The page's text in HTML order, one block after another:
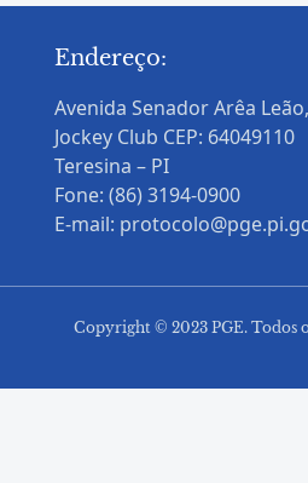
Endereço:
Avenida Senador Arêa
Jockey Club CEP: 64049110
Teresina – PI
Fone: (86) 3194-0900
E-mail:
Copyright © 2023 PGE. Todos